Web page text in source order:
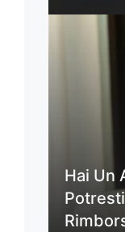
Hai Un